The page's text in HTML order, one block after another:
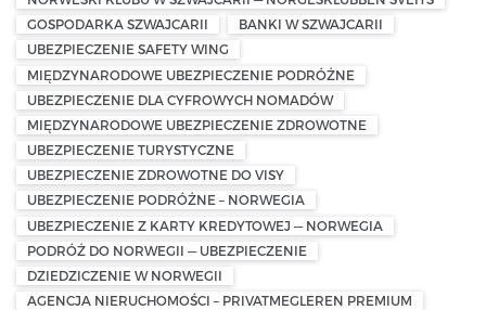
GOSPODARKA SZWAJCARII
BANKI W SZWAJCARII
UBEZPIECZENIE SAFETY WING
MIĘDZYNARODOWE UBEZPIECZENIE PODRÓŻNE
UBEZPIECZENIE DLA CYFROWYCH NOMADÓW
MIĘDZYNARODOWE UBEZPIECZENIE ZDROWOTNE
UBEZPIECZENIE TURYSTYCZNE
UBEZPIECZENIE ZDROWOTNE DO VISY
UBEZPIECZENIE PODRÓŻNE – NORWEGIA
UBEZPIECZENIE Z KARTY KREDYTOWEJ — NORWEGIA
PODRÓŻ DO NORWEGII — UBEZPIECZENIE
DZIEDZICZENIE W NORWEGII
AGENCJA NIERUCHOMOŚCI – PRIVATMEGLEREN PREMIUM